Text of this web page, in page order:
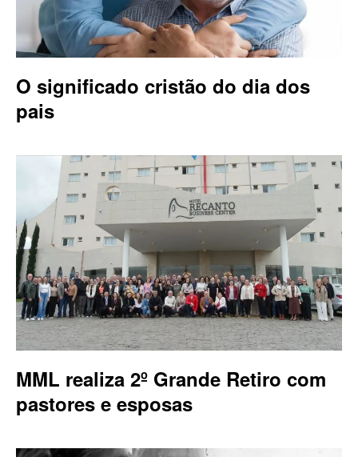
O significado cristão do dia dos
pais
MML realiza 2º Grande Retiro com
pastores e esposas